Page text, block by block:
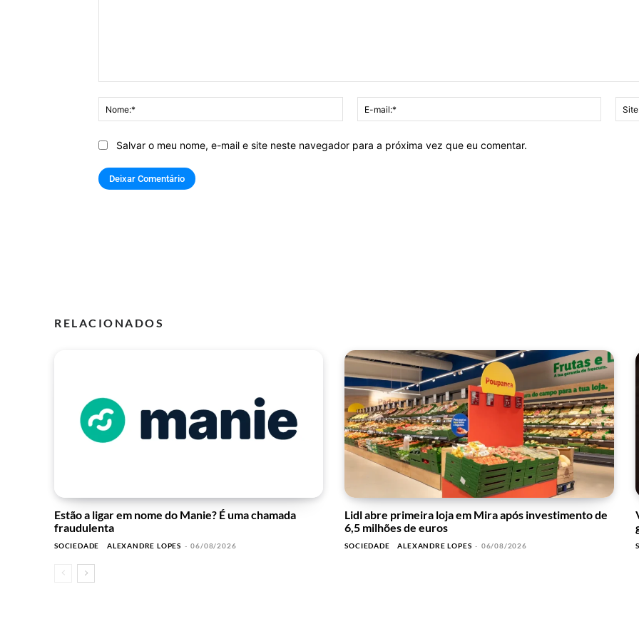
Nome:*
mail:*
Salvar o meu nome, e-mail e site neste navegador para a próxima vez que eu comentar.
RELACIONADOS
Estão a ligar em nome do Manie? É uma chamada
fraudulenta
SOCIEDADE ALEXANDRE LOPES - 06/08/2026
Lidl abre primeira loja em Mira após investimento de
6,5 milhões de euros
SOCIEDADE ALEXANDRE LOPES - 06/08/2026